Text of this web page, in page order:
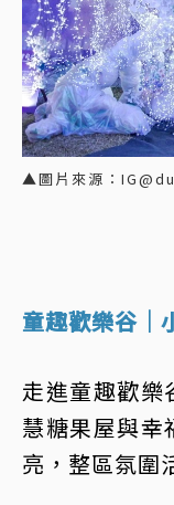
▲圖片來源：
童趣歡樂谷｜
走進童趣歡樂
慧糖果屋與幸
亮，整區氛圍